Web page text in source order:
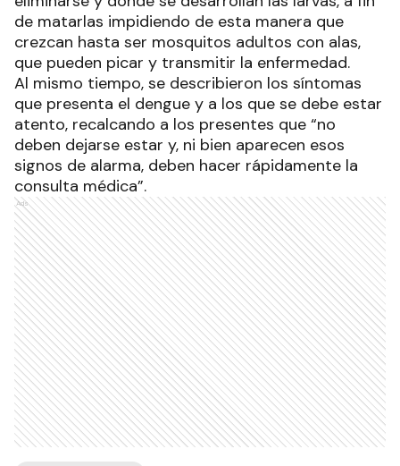
de matarlas impidiendo de esta manera que
crezcan hasta ser mosquitos adultos con alas,
que pueden picar y transmitir la enfermedad.
Al mismo tiempo, se describieron los síntomas
que presenta el dengue y a los que se debe estar
atento, recalcando a los presentes que “no
deben dejarse estar y, ni bien aparecen esos
signos de alarma, deben hacer rápidamente la
consulta médica”.
Ads